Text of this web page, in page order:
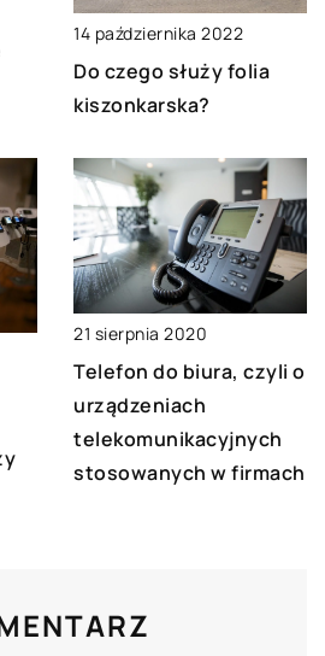
14 października 2022
Do czego służy folia
kiszonkarska?
21 sierpnia 2020
Telefon do biura, czyli o
urządzeniach
telekomunikacyjnych
stosowanych w firmach